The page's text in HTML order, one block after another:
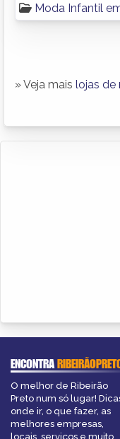
Moda Infantil
» Veja mais lojas de
ENCONTRA
O melhor de Ribeirão
Preto num só lugar!
onde ir, o que fazer, as
melhores empresas,
locais, serviços e muito